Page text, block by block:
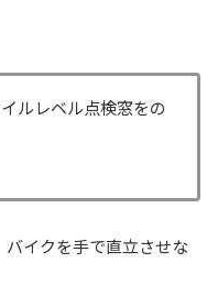
ルレベル点検窓をの
イクを手で直立させな